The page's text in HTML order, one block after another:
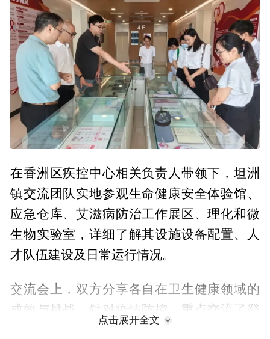
在香洲区疾控中心相关负责人带领下，坦洲
镇交流团队实地参观生命健康安全体验馆、
应急仓库、艾滋病防治工作展区、理化和微
生物实验室，详细了解其设施设备配置、人
才队伍建设及日常运行情况。
交流会上，双方分享各自在卫生健康领域的
成效与挑战。针对疫情防控，重点交流了登
点击展开全文